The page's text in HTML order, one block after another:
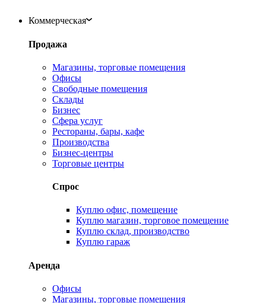
Коммерческая
Продажа
Магазины, торговые помещения
Офисы
Свободные помещения
Склады
Бизнес
Сфера услуг
Рестораны, бары, кафе
Производства
Бизнес-центры
Торговые центры
Спрос
Куплю офис, помещение
Куплю магазин, торговое помещение
Куплю склад, производство
Куплю гараж
Аренда
Офисы
Магазины, торговые помещения